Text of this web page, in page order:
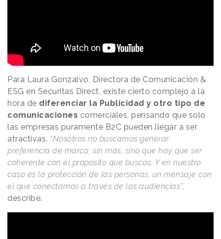
Para Laura Gonzalvo, Directora de Comunicación &
ESG en Securitas Direct, existe cierto complejo a la
hora de diferenciar la Publicidad y otro tipo de
comunicaciones comerciales, pensando que solo
las empresas puramente B2C pueden llegar a ser
atractivas. “Nosotros no buscamos generar
preferencia de marca, sin más, sino que hay que ser
coherente con el propósito que buscas. Y en nuestro
caso es la protección de las personas, un mensaje con
el que conectamos a través de las audiencias”,
describe.